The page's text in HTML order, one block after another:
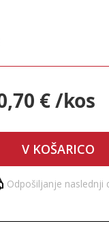
€ /kos
V KOŠARICO
Odpošiljanje naslednji